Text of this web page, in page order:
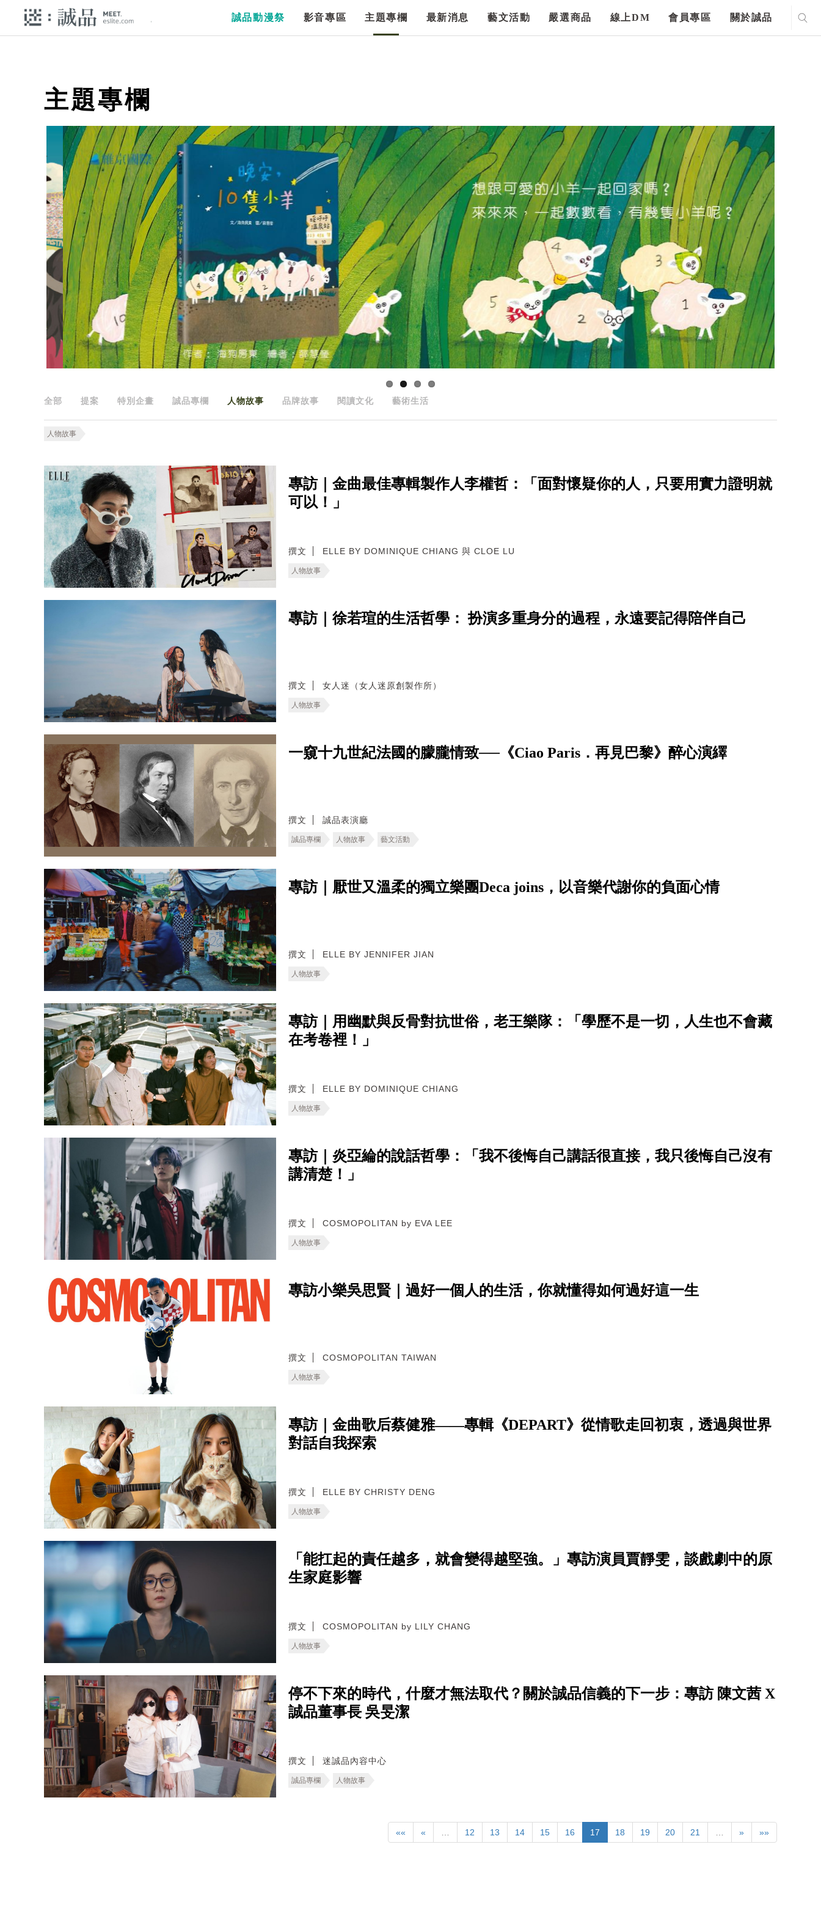
誠品動漫祭 影音專區 主題專欄 最新消息 藝文活動 嚴選商品 線上DM 會員專區 關於誠品
主題專欄
全部 提案 特別企畫 誠品專欄 人物故事 品牌故事 閱讀文化 藝術生活
人物故事
專訪｜金曲最佳專輯製作人李權哲：「面對懷疑你的人，只要用實力證明就
可以！」
撰文 ELLE BY DOMINIQUE CHIANG 與 CLOE LU
人物故事
專訪｜徐若瑄的生活哲學： 扮演多重身分的過程，永遠要記得陪伴自己
撰文 女人迷（女人迷原創製作所）
人物故事
一窺十九世紀法國的朦朧情致──《Ciao Paris．再見巴黎》醉心演繹
撰文 誠品表演廳
誠品專欄 人物故事 藝文活動
專訪｜厭世又溫柔的獨立樂團Deca joins，以音樂代謝你的負面心情
撰文 ELLE BY JENNIFER JIAN
人物故事
專訪｜用幽默與反骨對抗世俗，老王樂隊：「學歷不是一切，人生也不會藏
在考卷裡！」
撰文 ELLE BY DOMINIQUE CHIANG
人物故事
專訪｜炎亞綸的說話哲學：「我不後悔自己講話很直接，我只後悔自己沒有
講清楚！」
撰文 COSMOPOLITAN by EVA LEE
人物故事
專訪小樂吳思賢｜過好一個人的生活，你就懂得如何過好這一生
撰文 COSMOPOLITAN TAIWAN
人物故事
專訪｜金曲歌后蔡健雅——專輯《DEPART》從情歌走回初衷，透過與世界
對話自我探索
撰文 ELLE BY CHRISTY DENG
人物故事
「能扛起的責任越多，就會變得越堅強。」專訪演員賈靜雯，談戲劇中的原
生家庭影響
撰文 COSMOPOLITAN by LILY CHANG
人物故事
停不下來的時代，什麼才無法取代？關於誠品信義的下一步：專訪 陳文茜 X
誠品董事長 吳旻潔
撰文 迷誠品內容中心
誠品專欄 人物故事
«« « … 12 13 14 15 16 17 18 19 20 21 … » »»